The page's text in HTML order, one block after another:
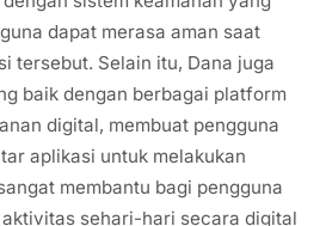
dapat merasa aman saat
tersebut. Selain itu, Dana juga
baik dengan berbagai platform
digital, membuat pengguna
aplikasi untuk melakukan
membantu bagi pengguna
sehari-hari secara digital